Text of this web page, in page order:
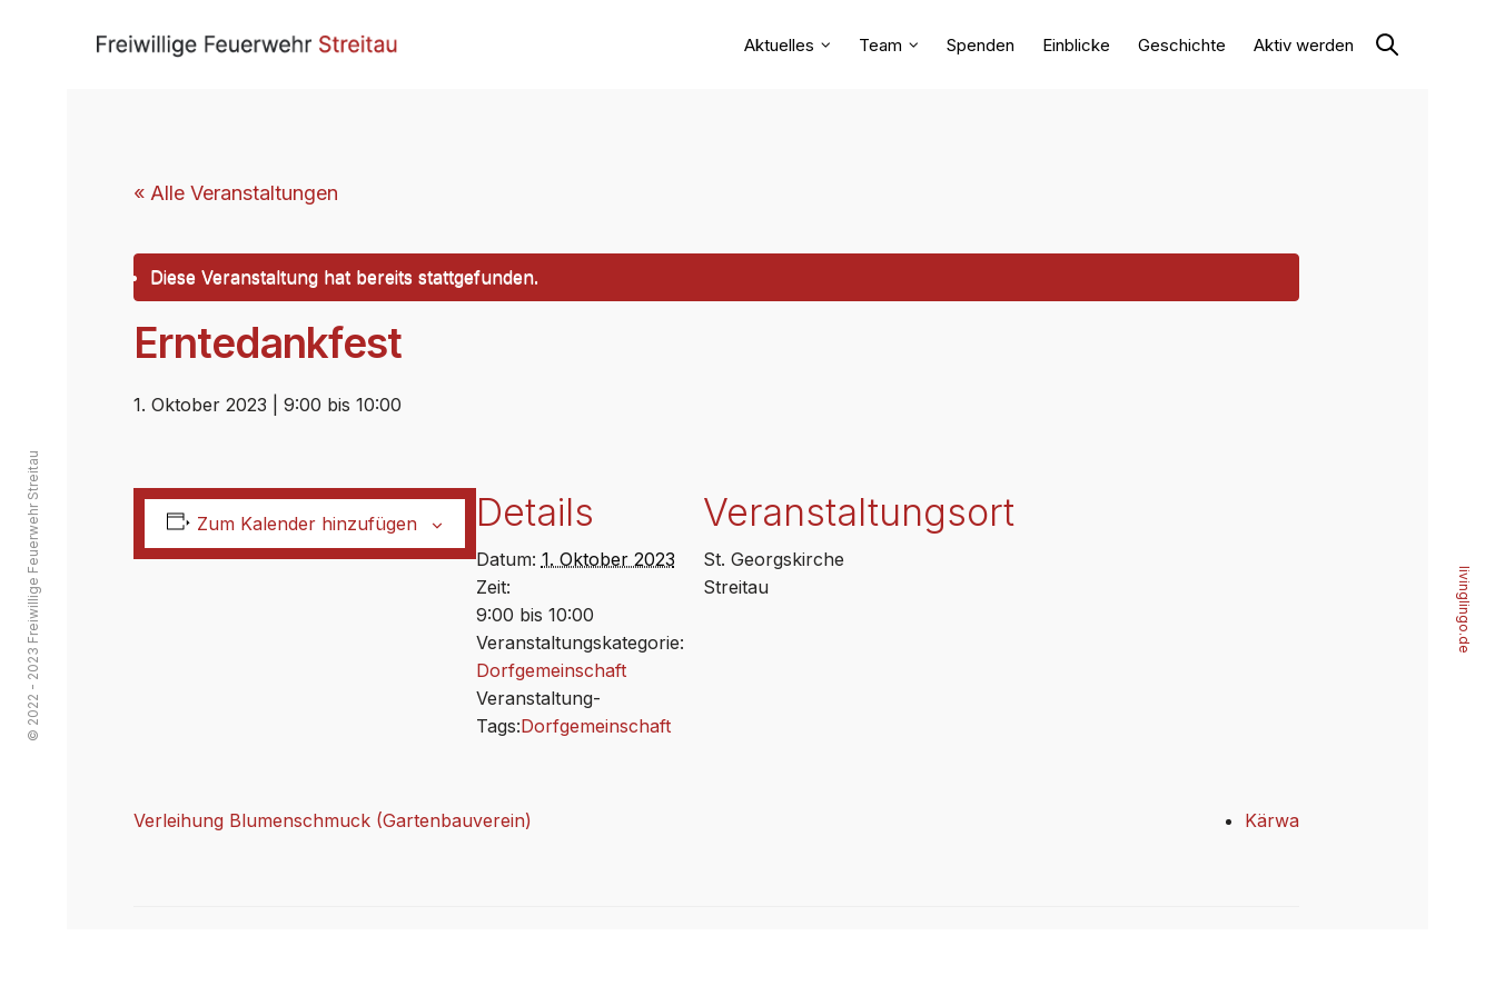
Aktuelles Team Spenden Einblicke Geschichte Aktiv werden
© 2022 - 2023 Freiwillige Feuerwehr Streitau livinglingo.de
« Alle Veranstaltungen
Diese Veranstaltung hat bereits stattgefunden.
Erntedankfest
1. Oktober 2023 | 9:00 bis 10:00
Zum Kalender hinzufügen Details
Datum: 1. Oktober 2023
Zeit:
9:00 bis 10:00
Veranstaltungskategorie:
Dorfgemeinschaft
Veranstaltung-
Tags:Dorfgemeinschaft
Veranstaltungsort
St. Georgskirche
Streitau
Verleihung Blumenschmuck (Gartenbauverein) Kärwa